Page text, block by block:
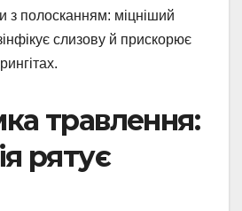
з полосканням: міцніший
слизову й прискорює
травлення:
рятує